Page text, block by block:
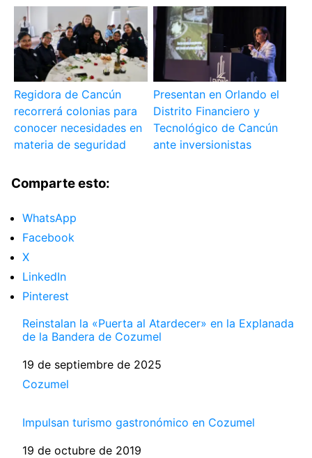
Regidora de Cancún
recorrerá colonias para
conocer necesidades en
materia de seguridad
Presentan en Orlando el
Distrito Financiero y
Tecnológico de Cancún
ante inversionistas
Comparte esto:
WhatsApp
Facebook
X
LinkedIn
Pinterest
Reinstalan la «Puerta al Atardecer» en la Explanada
de la Bandera de Cozumel
Fecha
19 de septiembre de 2025
Respecto a
Cozumel
Impulsan turismo gastronómico en Cozumel
Fecha
19 de octubre de 2019